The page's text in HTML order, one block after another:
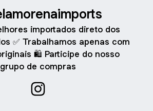
importados direto dos
✅ Trabalhamos apenas com
🛍️ Participe do nosso
grupo de compras